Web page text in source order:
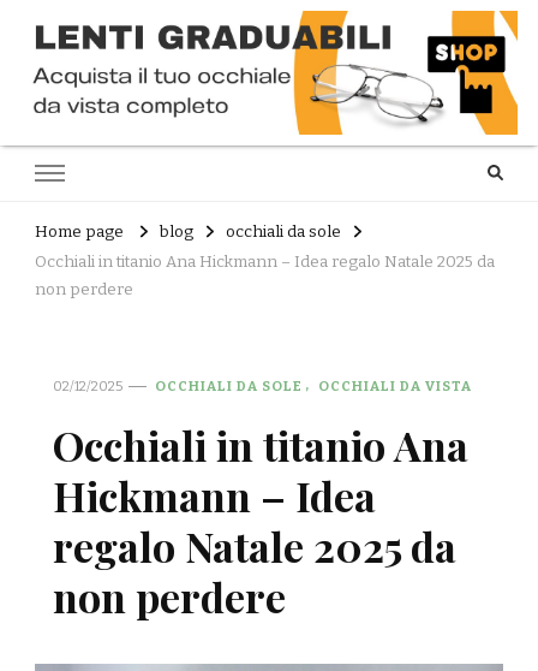
Home page blog
occhiali da sole
Occhiali in titanio Ana Hickmann – Idea regalo Natale 2025 da
non perdere
02/12/2025 OCCHIALI DA SOLE OCCHIALI DA VISTA
Occhiali in titanio Ana
Hickmann – Idea
regalo Natale 2025 da
non perdere